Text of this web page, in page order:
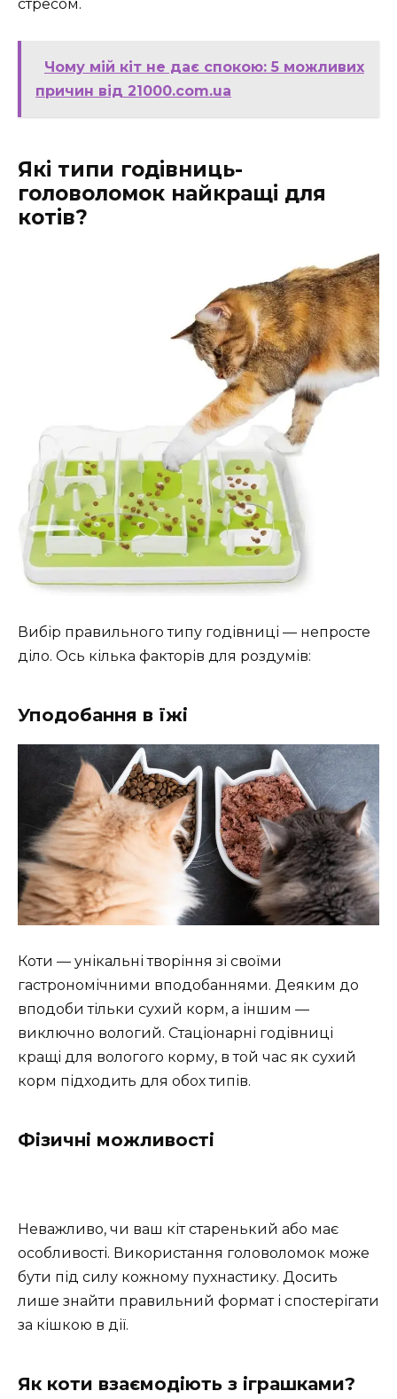
стресом.
Чому мій кіт не дає спокою: 5 можливих
причин від 21000.com.ua
Які типи годівниць-
головоломок найкращі для
котів?
Вибір правильного типу годівниці — непросте
діло. Ось кілька факторів для роздумів:
Уподобання в їжі
Коти — унікальні творіння зі своїми
гастрономічними вподобаннями. Деяким до
вподоби тільки сухий корм, а іншим —
виключно вологий. Стаціонарні годівниці
кращі для вологого корму, в той час як сухий
корм підходить для обох типів.
Фізичні можливості
Неважливо, чи ваш кіт старенький або має
особливості. Використання головоломок може
бути під силу кожному пухнастику. Досить
лише знайти правильний формат і спостерігати
за кішкою в дії.
Як коти взаємодіють з іграшками?